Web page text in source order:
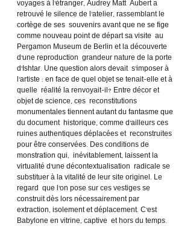
voyages à l’étranger, Audrey Matt  Aubert a
retrouvé le silence de l’atelier, rassemblant le
cortège de ses  souvenirs avant que ne se fige
comme nouveau point de départ sa visite  au
Pergamon Museum de Berlin et la découverte
d’une reproduction  grandeur nature de la porte
d’Ishtar. Une question alors devait  s’imposer à
l’artiste : en face de quel objet se tenait-elle et à
quelle  réalité la renvoyait-il? Entre décor et
objet de science, ces  reconstitutions
monumentales tiennent autant du fantasme que
du document  historique, comme d’ailleurs ces
ruines authentiques déplacées et  reconstruites
pour être conservées. Des conditions de
monstration qui,  inévitablement, laissent la
virtualité d’une décontextualisation  radicale se
substituer à la vitalité de leur site originel. Le
regard  que l’on pose sur ces vestiges se
construit dès lors nécessairement par
extraction, isolement et déplacement. C’est
Babylone en vitrine, captive  et hors du temps.